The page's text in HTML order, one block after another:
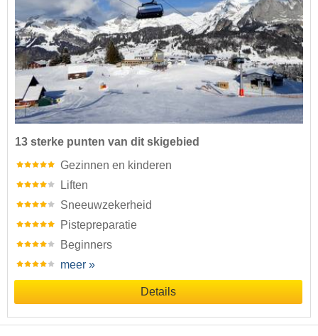
13 sterke punten van dit skigebied
Gezinnen en kinderen
Liften
Sneeuwzekerheid
Pistepreparatie
Beginners
meer »
Details